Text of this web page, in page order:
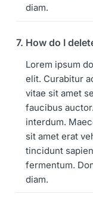
diam.
7. How do I
Lorem ipsum
elit. Curabitur
vitae sit amet
faucibus
interdum.
sit amet erat
tincidunt
fermentum.
diam.